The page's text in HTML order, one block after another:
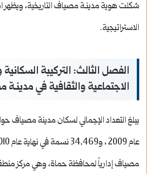
شكلت هوية مدينـة مصياف التاريخية، ويظهر
الاستراتيجية.
الفصل الثالث: التركيبة السكانية
الاجتماعية والثقافية في
مصياف إدارياً لمحافظة حماة، وهي مركز